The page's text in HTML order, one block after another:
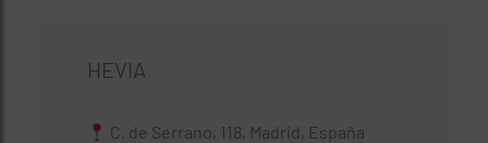
HEVIA
C. de Serrano, 118, Madrid, España